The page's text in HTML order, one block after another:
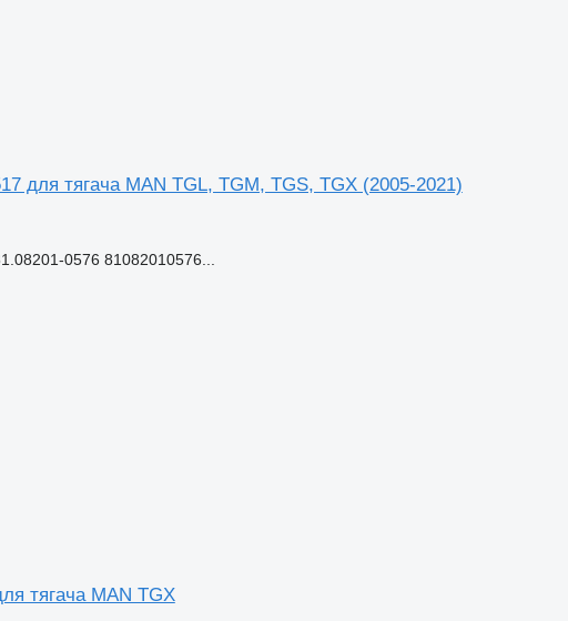
для тягача MAN TGL, TGM, TGS, TGX (2005-2021)
0576 81082010576...
тягача MAN TGX